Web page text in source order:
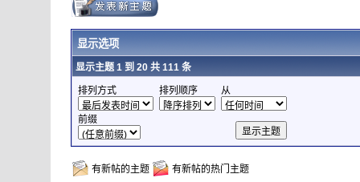
显示选项
显示主题 1 到 20 共 111 条
排列方式 排列顺序 从
前缀
有新帖的主题
有新帖的热门主题